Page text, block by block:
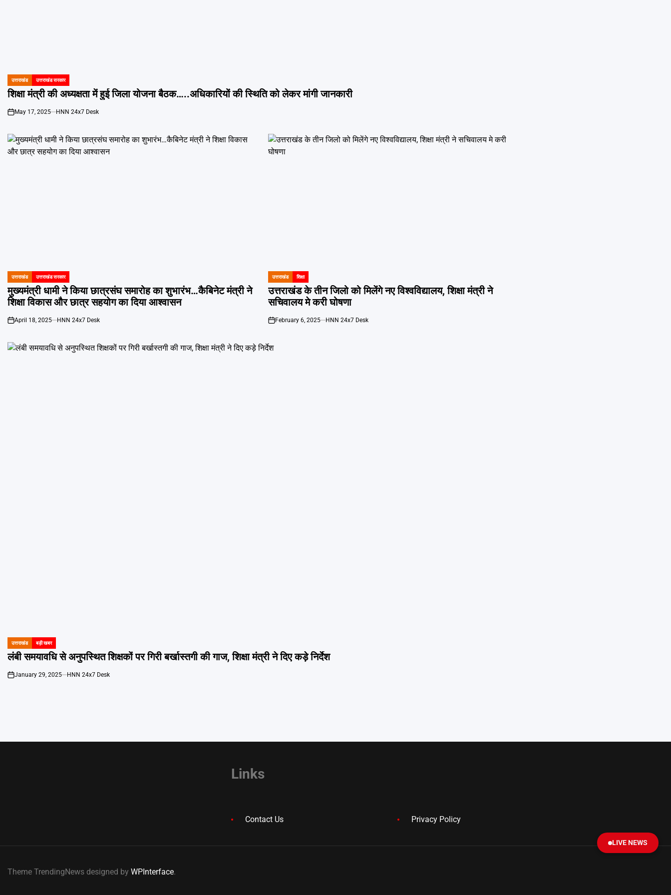
POSTED
IN
उत्तराखंड उत्तराखंड सरकार
शिक्षा मंत्री की अध्यक्षता में हुई जिला योजना बैठक…..अधिकारियों की स्थिति को लेकर मांगी जानकारी
on
May 17, 2025 HNN 24x7 Desk
POSTED
IN
उत्तराखंड उत्तराखंड सरकार
मुख्यमंत्री धामी ने किया छात्रसंघ समारोह का शुभारंभ…कैबिनेट मंत्री ने
शिक्षा विकास और छात्र सहयोग का दिया आश्वासन
on
April 18, 2025 HNN 24x7 Desk
POSTED
IN
उत्तराखंड शिक्षा
उत्तराखंड के तीन जिलो को मिलेंगे नए विश्वविद्यालय, शिक्षा मंत्री ने
सचिवालय मे करी घोषणा
on
February 6, 2025 HNN 24x7 Desk
POSTED
IN
उत्तराखंड बड़ी खबर
लंबी समयावधि से अनुपस्थित शिक्षकों पर गिरी बर्खास्तगी की गाज, शिक्षा मंत्री ने दिए कड़े निर्देश
on
January 29, 2025 HNN 24x7 Desk
Links
Contact Us Privacy Policy
Theme TrendingNews designed by WPInterface.
LIVE NEWS